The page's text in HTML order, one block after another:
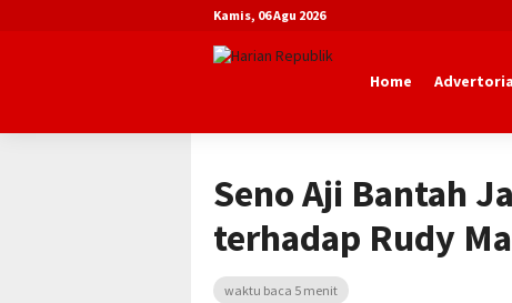
Kamis, 06 Agu 2026
Home
Seno Aji Bantah
terhadap Rudy
waktu baca 5 menit